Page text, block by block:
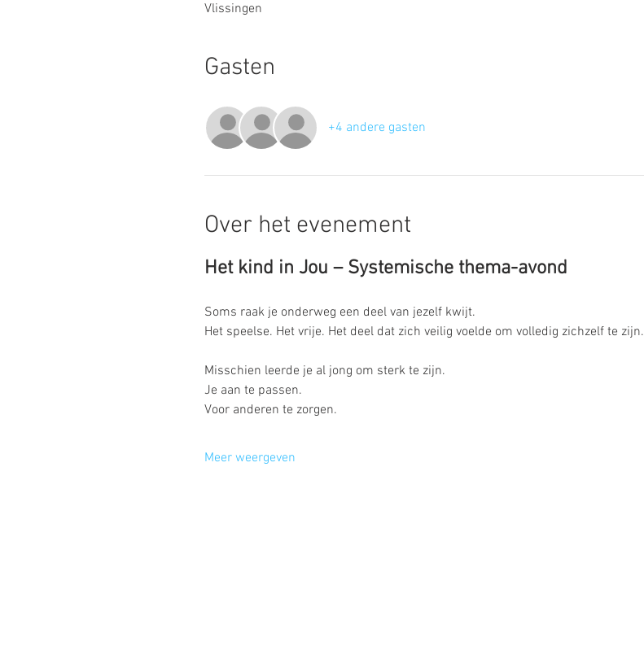
Vlissingen
Gasten
+4 andere gasten
Over het evenement
Het kind in Jou – Systemische thema-avond
Soms raak je onderweg een deel van jezelf kwijt.
Het speelse. Het vrije. Het deel dat zich veilig voelde om volledig zichzelf te zijn.
Misschien leerde je al jong om sterk te zijn.
Je aan te passen.
Voor anderen te zorgen.
Meer weergeven